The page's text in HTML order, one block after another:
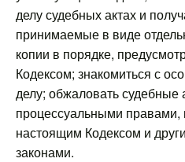
делу судебных актах и
принимаемые в виде
копии в порядке,
Кодексом; знакомиться с
делу; обжаловать судебные
процессуальными
настоящим Кодексом и
законами.